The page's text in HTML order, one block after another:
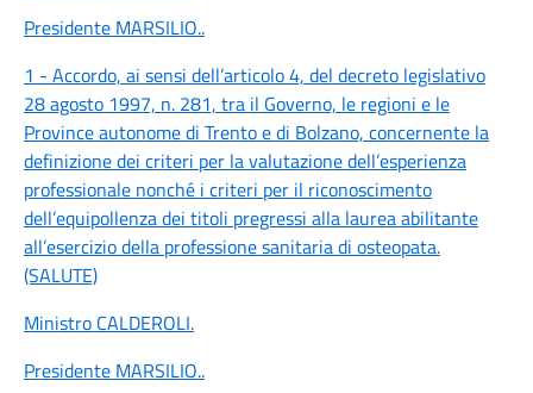
Presidente MARSILIO..
1 - Accordo, ai sensi dell’articolo 4, del decreto legislativo
28 agosto 1997, n. 281, tra il Governo, le regioni e le
Province autonome di Trento e di Bolzano, concernente la
definizione dei criteri per la valutazione dell’esperienza
professionale nonché i criteri per il riconoscimento
dell’equipollenza dei titoli pregressi alla laurea abilitante
all’esercizio della professione sanitaria di osteopata.
(SALUTE)
Ministro CALDEROLI.
Presidente MARSILIO..